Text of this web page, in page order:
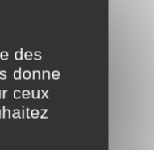
des
donne
ceux